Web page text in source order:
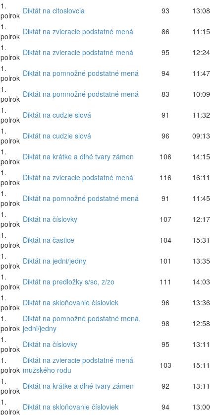
1.
polrok Diktát na citoslovcia 93
13:08
1.
polrok Diktát na zvieracie podstatné mená 86
11:15
1.
polrok Diktát na zvieracie podstatné mená 95
12:24
1.
polrok Diktát na pomnožné podstatné mená 94
11:47
1.
polrok Diktát na pomnožné podstatné mená 83
10:09
1.
polrok Diktát na cudzie slová 91
11:32
1.
polrok Diktát na cudzie slová 96
09:13
1.
polrok Diktát na krátke a dlhé tvary zámen 106
14:15
1.
polrok Diktát na zvieracie podstatné mená 116
16:11
1.
polrok Diktát na pomnožné podstatné mená 91
11:45
1.
polrok Diktát na číslovky 107
12:17
1.
polrok Diktát na častice 104
15:31
1.
polrok Diktát na jedni/jedny 101
13:35
1.
polrok Diktát na predložky s/so, z/zo 111
14:03
1.
polrok Diktát na skloňovanie čísloviek 96
13:36
1.
polrok
Diktát na pomnožné podstatné mená,
jedni/jedny
98
12:58
1.
polrok Diktát na číslovky 95
13:11
1.
polrok
Diktát na zvieracie podstatné mená
mužského rodu
103
15:11
1.
polrok Diktát na krátke a dlhé tvary zámen 92
13:11
1.
polrok Diktát na skloňovanie čísloviek 94 13:00